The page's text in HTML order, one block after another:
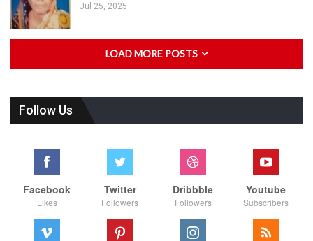
Jul 25, 2025
LOAD MORE POSTS
Follow Us
Facebook
Likes
Twitter
Followers
Dribbble
Followers
Youtube
Subscribers